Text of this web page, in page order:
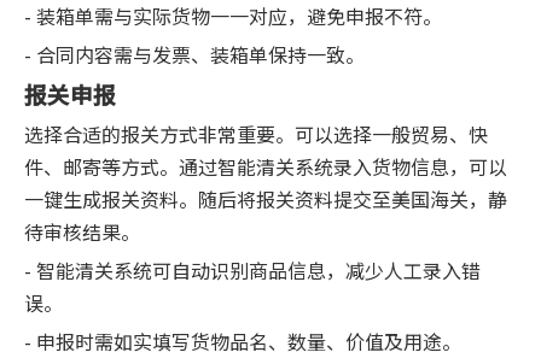
- 装箱单需与实际货物一一对应，避免申报不符。
- 合同内容需与发票、装箱单保持一致。
报关申报
选择合适的报关方式非常重要。可以选择一般贸易、快
件、邮寄等方式。通过智能清关系统录入货物信息，可以
一键生成报关资料。随后将报关资料提交至美国海关，静
待审核结果。
- 智能清关系统可自动识别商品信息，减少人工录入错
误。
- 申报时需如实填写货物品名、数量、价值及用途。